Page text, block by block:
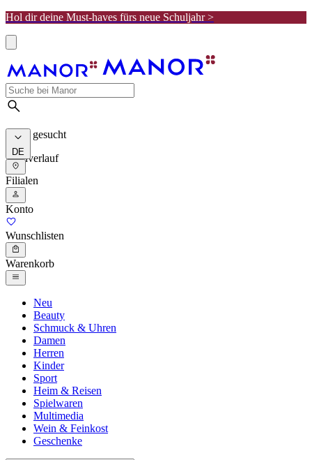
Hol dir deine Must-haves fürs neue Schuljahr >
Meist gesucht
Suchverlauf
DE
Filialen
Konto
Wunschlisten
Warenkorb
Neu
Beauty
Schmuck & Uhren
Damen
Herren
Kinder
Sport
Heim & Reisen
Spielwaren
Multimedia
Wein & Feinkost
Geschenke